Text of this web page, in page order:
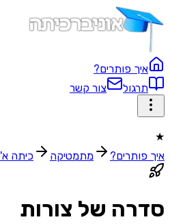
איך פותרים?
תרגול
צור קשר
★
איך פותרים?
מתמטיקה כיתה א'
סדרה של צורות